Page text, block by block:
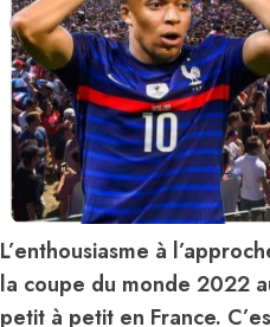
L’enthousiasme à
la coupe du monde 2022
petit à petit en France.